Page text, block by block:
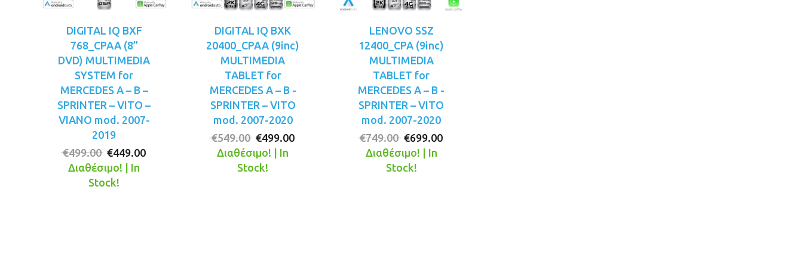
DIGITAL IQ BXF
768_CPAA (8”
DVD) MULTIMEDIA
SYSTEM for
MERCEDES A – B –
SPRINTER – VITO –
VIANO mod. 2007-
2019
€499.00 Original
price
was:
€449.00
Διαθέσιμο! | In
Stock!
DIGITAL IQ BXK
20400_CPAA (9inc)
MULTIMEDIA
TABLET for
MERCEDES A – B -
SPRINTER – VITO
mod. 2007-2020
€549.00 Original
price
was:
€499.00
Διαθέσιμο! | In
Stock!
LENOVO SSZ
12400_CPA (9inc)
MULTIMEDIA
TABLET for
MERCEDES A – B -
SPRINTER – VITO
mod. 2007-2020
€749.00 Original
price
was:
€699.00
Διαθέσιμο! | In
Stock!